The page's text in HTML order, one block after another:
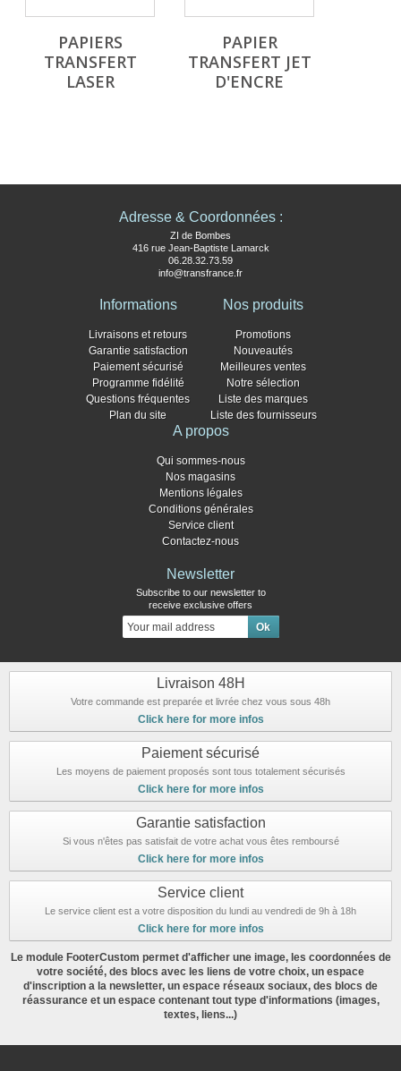
PAPIERS
TRANSFERT
LASER
PAPIER
TRANSFERT JET
D'ENCRE
Adresse & Coordonnées :
ZI de Bombes
416 rue Jean-Baptiste Lamarck
06.28.32.73.59
info@transfrance.fr
Informations
Livraisons et retours
Garantie satisfaction
Paiement sécurisé
Programme fidélité
Questions fréquentes
Plan du site
Nos produits
Promotions
Nouveautés
Meilleures ventes
Notre sélection
Liste des marques
Liste des fournisseurs
A propos
Qui sommes-nous
Nos magasins
Mentions légales
Conditions générales
Service client
Contactez-nous
Newsletter
Subscribe to our newsletter to
receive exclusive offers
Livraison 48H
Votre commande est preparée et livrée chez vous sous 48h
Click here for more infos
Paiement sécurisé
Les moyens de paiement proposés sont tous totalement sécurisés
Click here for more infos
Garantie satisfaction
Si vous n'êtes pas satisfait de votre achat vous êtes remboursé
Click here for more infos
Service client
Le service client est a votre disposition du lundi au vendredi de 9h à 18h
Click here for more infos
Le module FooterCustom permet d'afficher une image, les coordonnées de
votre société, des blocs avec les liens de votre choix, un espace
d'inscription a la newsletter, un espace réseaux sociaux, des blocs de
réassurance et un espace contenant tout type d'informations (images,
textes, liens...)